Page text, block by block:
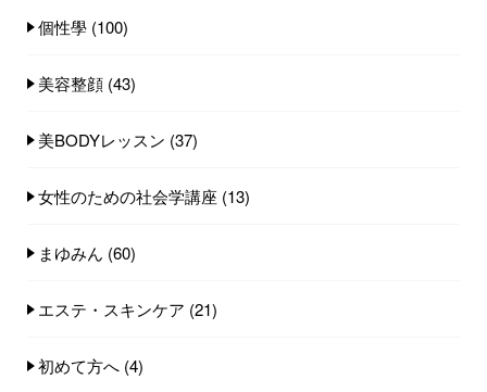
個性學 (100)
美容整顔 (43)
美BODYレッスン (37)
女性のための社会学講座 (13)
まゆみん (60)
エステ・スキンケア (21)
初めて方へ (4)